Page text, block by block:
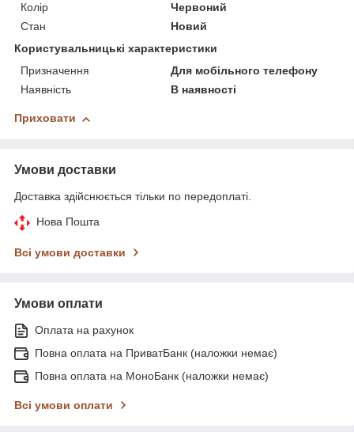
Колір
Червоний
Стан
Новий
Користувальницькі характеристики
Призначення
Для мобільного телефону
Наявність
В наявності
Приховати
Умови доставки
Доставка здійснюється тільки по передоплаті.
Нова Пошта
Всі умови доставки
Умови оплати
Оплата на рахунок
Повна оплата на ПриватБанк (наложки немає)
Повна оплата на МоноБанк (наложки немає)
Всі умови оплати